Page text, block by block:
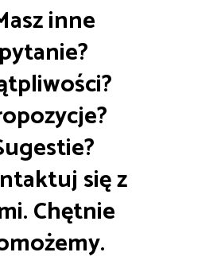
inne
pytanie?
się z
Chętnie